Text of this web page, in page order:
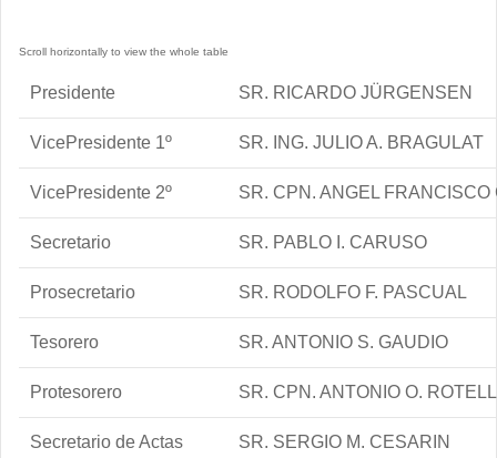
Presidente SR. RICARDO JÜRGENSEN
VicePresidente 1º SR. ING. JULIO A. BRAGULAT
VicePresidente 2º SR. CPN. ANGEL FRANCISCO
Secretario SR. PABLO I. CARUSO
Prosecretario SR. RODOLFO F. PASCUAL
Tesorero SR. ANTONIO S. GAUDIO
Protesorero SR. CPN. ANTONIO O.
Secretario de Actas SR. SERGIO M. CESARIN